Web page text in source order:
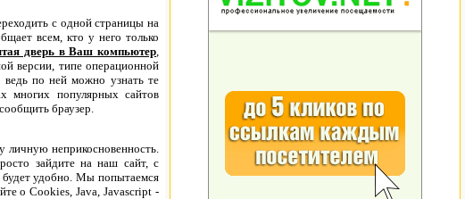
с одной страницы на
всем, кто у него только
дверь в Ваш компьютер
версии, типе операционной
ведь по ней можно узнать те
многих популярных сайтов
браузер.
неприкосновенность.
зайдите на наш сайт, с
будет удобно. Мы попытаемся
о Cookies, Java, Javascript -